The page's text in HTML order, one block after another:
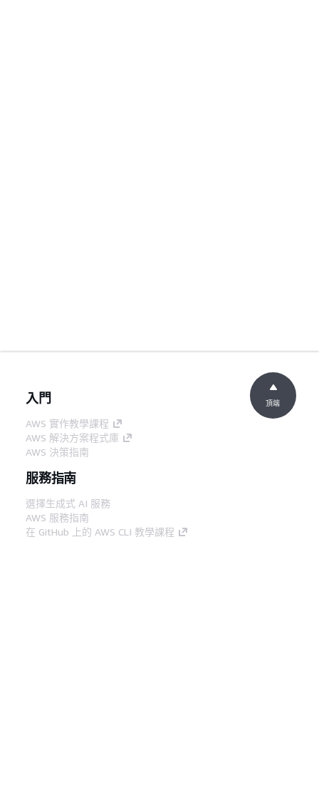
入門
AWS 實作教學課程
AWS 解決方案程式庫
AWS 決策指南
服務指南
選擇生成式 AI 服務
AWS 服務指南
在 GitHub 上的 AWS CLI 教學課程
頂端